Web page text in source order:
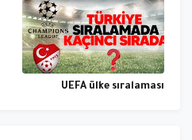
UEFA ülke sıralaması